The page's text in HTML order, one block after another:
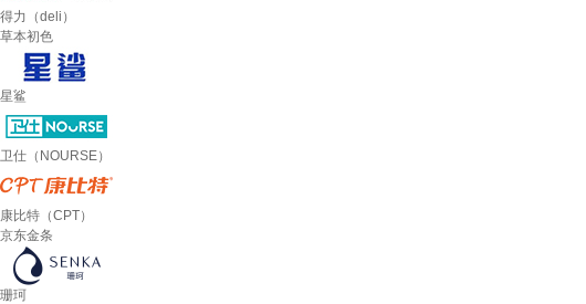
得力（deli）
草本初色
星鲨
卫仕（NOURSE）
康比特（CPT）
京东金条
珊珂